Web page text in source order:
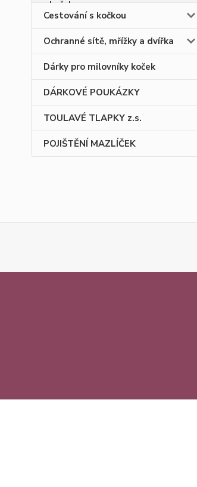
Cestování s kočkou
Ochranné sítě, mřížky a dvířka
Dárky pro milovníky koček
DÁRKOVÉ POUKÁZKY
TOULAVÉ TLAPKY z.s.
POJIŠTĚNÍ MAZLÍČEK